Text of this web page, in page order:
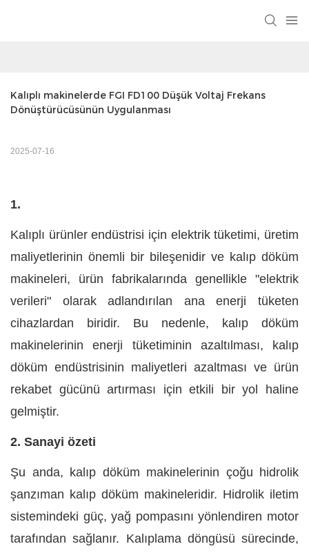
Kalıplı makinelerde FGI FD100 Düşük Voltaj Frekans
Dönüştürücüsünün Uygulanması
2025-07-16
1.
Kalıplı ürünler endüstrisi için elektrik tüketimi, üretim
maliyetlerinin önemli bir bileşenidir ve kalıp döküm
makineleri, ürün fabrikalarında genellikle "elektrik
verileri" olarak adlandırılan ana enerji tüketen
cihazlardan biridir. Bu nedenle, kalıp döküm
makinelerinin enerji tüketiminin azaltılması, kalıp
döküm endüstrisinin maliyetleri azaltması ve ürün
rekabet gücünü artırması için etkili bir yol haline
gelmiştir.
2. Sanayi özeti
Şu anda, kalıp döküm makinelerinin çoğu hidrolik
şanzıman kalıp döküm makineleridir. Hidrolik iletim
sistemindeki güç, yağ pompasını yönlendiren motor
tarafından sağlanır. Kalıplama döngüsü sürecinde,